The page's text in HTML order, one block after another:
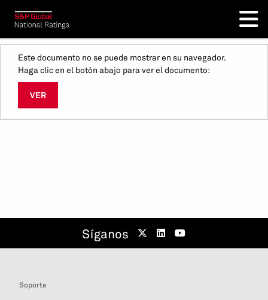
Este documento no se puede mostrar en su navegador.
Haga clic en el botón abajo para ver el documento:
VER
Síganos
Soporte